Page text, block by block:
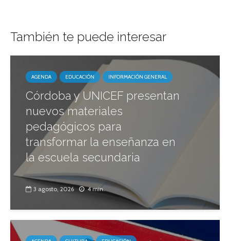
También te puede interesar
AGENDA EDUCACIÓN INFORMACIÓN GENERAL
Córdoba y UNICEF presentan
nuevos materiales
pedagógicos para
transformar la enseñanza en
la escuela secundaria
3 agosto, 2026 4 min.